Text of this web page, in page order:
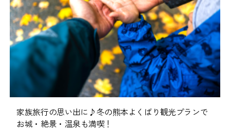
家族旅行の思い出に♪冬の熊本よくばり観光プランで
お城・絶景・温泉も満喫！